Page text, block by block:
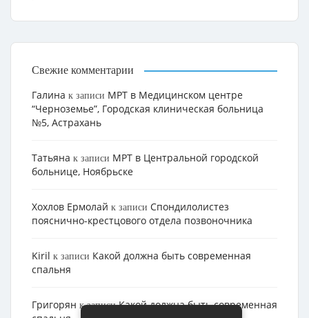
Свежие комментарии
Галина к записи МРТ в Медицинском центре
“Черноземье”, Городская клиническая больница
№5, Астрахань
Татьяна к записи МРТ в Центральной городской
больнице, Ноябрьске
Хохлов Ермолай к записи Cпондилолистез
пояснично-крестцового отдела позвоночника
Kiril к записи Какой должна быть современная
спальня
Григорян к записиКакой должна быть современная